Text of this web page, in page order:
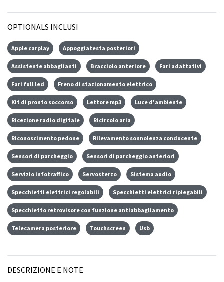
OPTIONALS INCLUSI
Apple carplay Appoggiatesta posteriori
Assistente abbaglianti Bracciolo anteriore Fari adattativi
Fari full led Freno di stazionamento elettrico
Kit di pronto soccorso Lettore mp3 Luce d'ambiente
Ricezione radio digitale Ricircolo aria
Riconoscimento pedone Rilevamento sonnolenza conducente
Sensori di parcheggio Sensori di parcheggio anteriori
Servizio infotraffico Servosterzo Sistema audio
Specchietti elettrici regolabili Specchietti elettrici ripiegabili
Specchietto retrovisore con funzione antiabbagliamento
Telecamera posteriore Touchscreen Usb
DESCRIZIONE E NOTE